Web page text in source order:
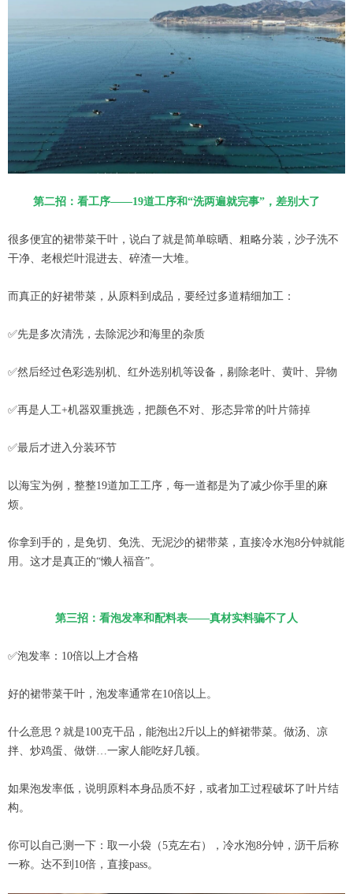
第二招：看工序——19道工序和“洗两遍就完事”，差别大了
很多便宜的裙带菜干叶，说白了就是简单晾晒、粗略分装，沙子洗不
干净、老根烂叶混进去、碎渣一大堆。
而真正的好裙带菜，从原料到成品，要经过多道精细加工：
✅先是多次清洗，去除泥沙和海里的杂质
✅然后经过色彩选别机、红外选别机等设备，剔除老叶、黄叶、异物
✅再是人工+机器双重挑选，把颜色不对、形态异常的叶片筛掉
✅最后才进入分装环节
以海宝为例，整整19道加工工序，每一道都是为了减少你手里的麻
烦。
你拿到手的，是免切、免洗、无泥沙的裙带菜，直接冷水泡8分钟就能
用。这才是真正的“懒人福音”。
第三招：看泡发率和配料表——真材实料骗不了人
✅泡发率：10倍以上才合格
好的裙带菜干叶，泡发率通常在10倍以上。
什么意思？就是100克干品，能泡出2斤以上的鲜裙带菜。做汤、凉
拌、炒鸡蛋、做饼…一家人能吃好几顿。
如果泡发率低，说明原料本身品质不好，或者加工过程破坏了叶片结
构。
你可以自己测一下：取一小袋（5克左右），冷水泡8分钟，沥干后称
一称。达不到10倍，直接pass。